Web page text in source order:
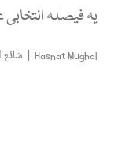
یہ فیصلہ
Hasnat Mughal
| شائع